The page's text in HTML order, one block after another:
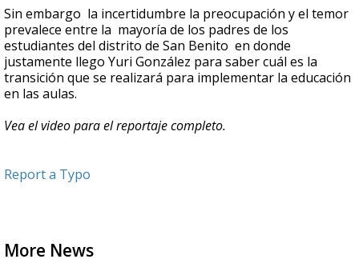
seconds
Sin embargo la incertidumbre la preocupación y el temor
prevalece entre la mayoría de los padres de los
estudiantes del distrito de San Benito en donde
justamente llego Yuri González para saber cuál es la
transición que se realizará para implementar la educación
en las aulas.
Vea el video para el reportaje completo.
Report a Typo
More News